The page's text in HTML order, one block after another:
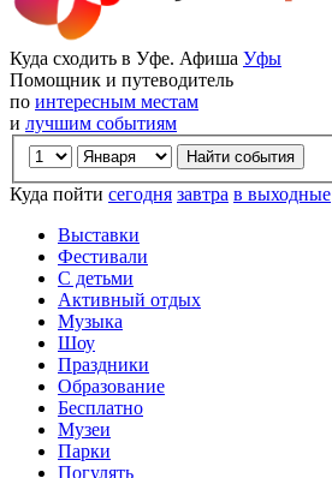
Куда сходить в Уфе. Афиша Уфы
Помощник и путеводитель
по интересным местам
и лучшим событиям
Куда пойти сегодня завтра в выходные
Выставки
Фестивали
С детьми
Активный отдых
Музыка
Шоу
Праздники
Образование
Бесплатно
Музеи
Парки
Погулять